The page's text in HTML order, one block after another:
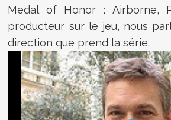
Medal of Honor : Airborne,
producteur sur le jeu, nous
direction que prend la série.